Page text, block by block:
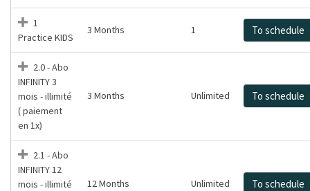
1
Practice KIDS
3 Months 1 To schedule
2.0 - Abo
INFINITY 3
mois - illimité
( paiement
en 1x)
3 Months Unlimited To schedule
2.1 - Abo
INFINITY 12
mois - illimité
12 Months Unlimited To schedule